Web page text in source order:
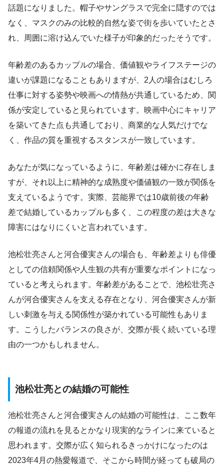
話題になりました。帽子やサングラスで完全に隠すのでは
なく、マスクのみの比較的自然な姿で街を歩いていたとさ
れ、周囲に溶け込んでいた様子が印象的だったそうです。
年齢差のあるカップルの場合、価値観やライフステージの
違いが課題になることもありますが、2人の場合はむしろ
仕事に対する姿勢や映画への情熱が共通しているため、関
係が安定していると見られています。映画中心にキャリア
を築いてきた点も共通しており、商業的な人気だけでな
く、作品の質を重視するスタンスが一致しています。
あなたが気になっているように、年齢差は確かに存在しま
すが、それ以上に精神的な成熟度や価値観の一致が関係を
支えているようです。実際、芸能界では10歳前後の年齢
差で結婚しているカップルも多く、この程度の差は大きな
障害にはなりにくいと言われています。
池松壮亮さんと河合優実さんの場合も、年齢差よりも俳優
としての信頼関係や人生観の共有が重要なポイントになっ
ていると考えられます。年齢差があることで、池松壮亮さ
んが河合優実さんを支える存在となり、河合優実さんが新
しい刺激を与える関係性が築かれている可能性もありま
す。こうしたバランスの良さが、交際が長く続いている理
由の一つかもしれません。
池松壮亮との結婚の可能性
池松壮亮さんと河合優実さんの結婚の可能性は、ここ数年
の報道の流れを見るとかなり現実的なラインに来ていると
思われます。交際が広く知られるきっかけになったのは
2023年4月の熱愛報道で、そこから時間が経っても破局の